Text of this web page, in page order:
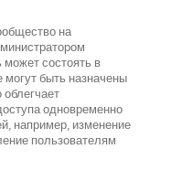
на
состоять в
могут быть назначены
одновременно
например, изменение
пользователям